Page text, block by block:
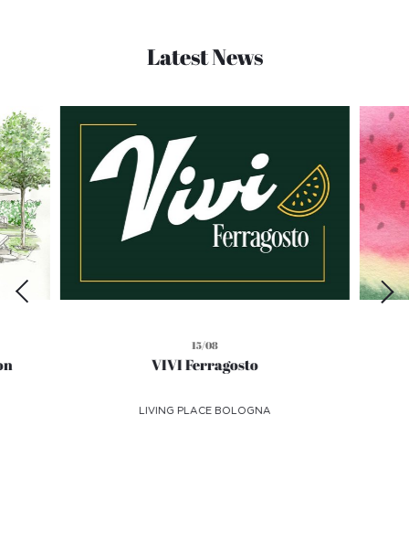
Latest News
15/08
VIVI Ferragosto
LIVING PLACE BOLOGNA